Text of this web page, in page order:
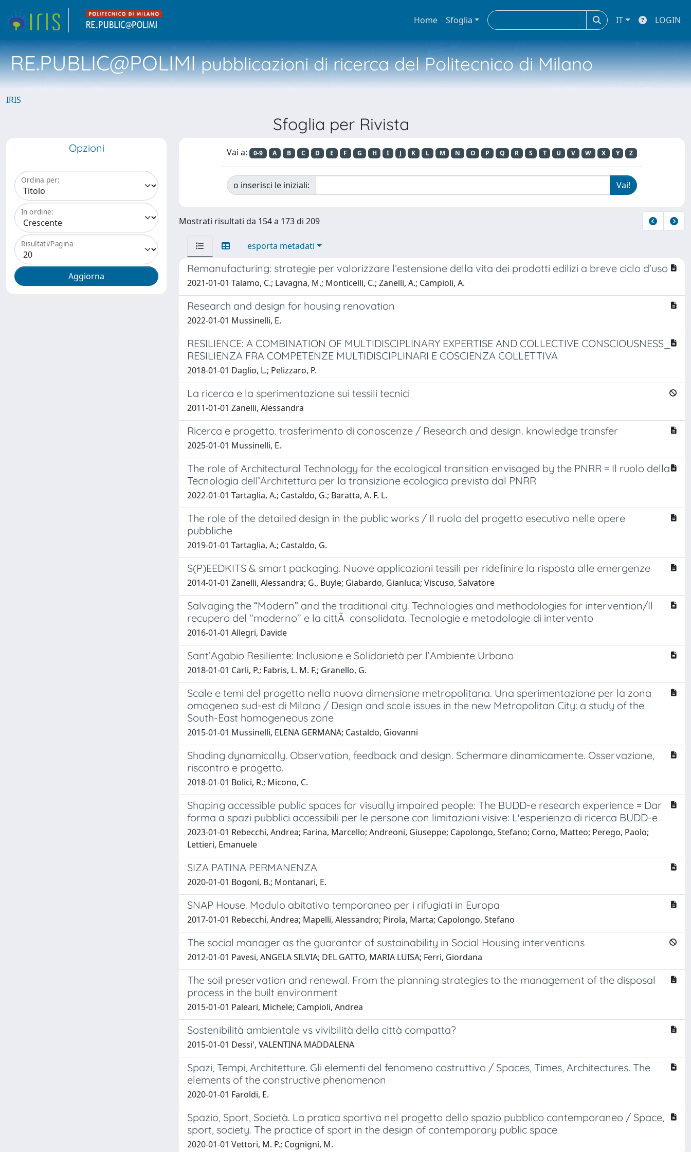
Home Sfoglia IT LOGIN
RE.PUBLIC@POLIMIpubblicazioni di ricerca del Politecnico di Milano
IRIS
Sfoglia per Rivista
Opzioni
Ordina per:
In ordine:
Risultati/Pagina
Vai a: 0-9 A B C D E F G H I J K L M N O P Q R S T U V W X Y Z
o inserisci le iniziali:
Mostrati risultati da 154 a 173 di 209
esporta metadati
Remanufacturing: strategie per valorizzare l’estensione della vita dei prodotti edilizi a breve ciclo d’uso
2021-01-01 Talamo, C.; Lavagna, M.; Monticelli, C.; Zanelli, A.; Campioli, A.
Research and design for housing renovation
2022-01-01 Mussinelli, E.
RESILIENCE: A COMBINATION OF MULTIDISCIPLINARY EXPERTISE AND COLLECTIVE CONSCIOUSNESS_
RESILIENZA FRA COMPETENZE MULTIDISCIPLINARI E COSCIENZA COLLETTIVA
2018-01-01 Daglio, L.; Pelizzaro, P.
La ricerca e la sperimentazione sui tessili tecnici
2011-01-01 Zanelli, Alessandra
Ricerca e progetto. trasferimento di conoscenze / Research and design. knowledge transfer
2025-01-01 Mussinelli, E.
The role of Architectural Technology for the ecological transition envisaged by the PNRR = Il ruolo della
Tecnologia dell’Architettura per la transizione ecologica prevista dal PNRR
2022-01-01 Tartaglia, A.; Castaldo, G.; Baratta, A. F. L.
The role of the detailed design in the public works / Il ruolo del progetto esecutivo nelle opere
pubbliche
2019-01-01 Tartaglia, A.; Castaldo, G.
S(P)EEDKITS & smart packaging. Nuove applicazioni tessili per ridefinire la risposta alle emergenze
2014-01-01 Zanelli, Alessandra; G., Buyle; Giabardo, Gianluca; Viscuso, Salvatore
Salvaging the “Modern” and the traditional city. Technologies and methodologies for intervention/Il
recupero del "moderno" e la cittÃ consolidata. Tecnologie e metodologie di intervento
2016-01-01 Allegri, Davide
Sant’Agabio Resiliente: Inclusione e Solidarietà per l’Ambiente Urbano
2018-01-01 Carli, P.; Fabris, L. M. F.; Granello, G.
Scale e temi del progetto nella nuova dimensione metropolitana. Una sperimentazione per la zona
omogenea sud-est di Milano / Design and scale issues in the new Metropolitan City: a study of the
South-East homogeneous zone
2015-01-01 Mussinelli, ELENA GERMANA; Castaldo, Giovanni
Shading dynamically. Observation, feedback and design. Schermare dinamicamente. Osservazione,
riscontro e progetto.
2018-01-01 Bolici, R.; Micono, C.
Shaping accessible public spaces for visually impaired people: The BUDD-e research experience = Dar
forma a spazi pubblici accessibili per le persone con limitazioni visive: L'esperienza di ricerca BUDD-e
2023-01-01 Rebecchi, Andrea; Farina, Marcello; Andreoni, Giuseppe; Capolongo, Stefano; Corno, Matteo; Perego, Paolo;
Lettieri, Emanuele
SIZA PATINA PERMANENZA
2020-01-01 Bogoni, B.; Montanari, E.
SNAP House. Modulo abitativo temporaneo per i rifugiati in Europa
2017-01-01 Rebecchi, Andrea; Mapelli, Alessandro; Pirola, Marta; Capolongo, Stefano
The social manager as the guarantor of sustainability in Social Housing interventions
2012-01-01 Pavesi, ANGELA SILVIA; DEL GATTO, MARIA LUISA; Ferri, Giordana
The soil preservation and renewal. From the planning strategies to the management of the disposal
process in the built environment
2015-01-01 Paleari, Michele; Campioli, Andrea
Sostenibilità ambientale vs vivibilità della città compatta?
2015-01-01 Dessi', VALENTINA MADDALENA
Spazi, Tempi, Architetture. Gli elementi del fenomeno costruttivo / Spaces, Times, Architectures. The
elements of the constructive phenomenon
2020-01-01 Faroldi, E.
Spazio, Sport, Società. La pratica sportiva nel progetto dello spazio pubblico contemporaneo / Space,
sport, society. The practice of sport in the design of contemporary public space
2020-01-01 Vettori, M. P.; Cognigni, M.